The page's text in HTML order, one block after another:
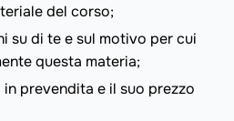
del corso;
su di te e sul motivo per cui
questa materia;
prevendita e il suo prezzo